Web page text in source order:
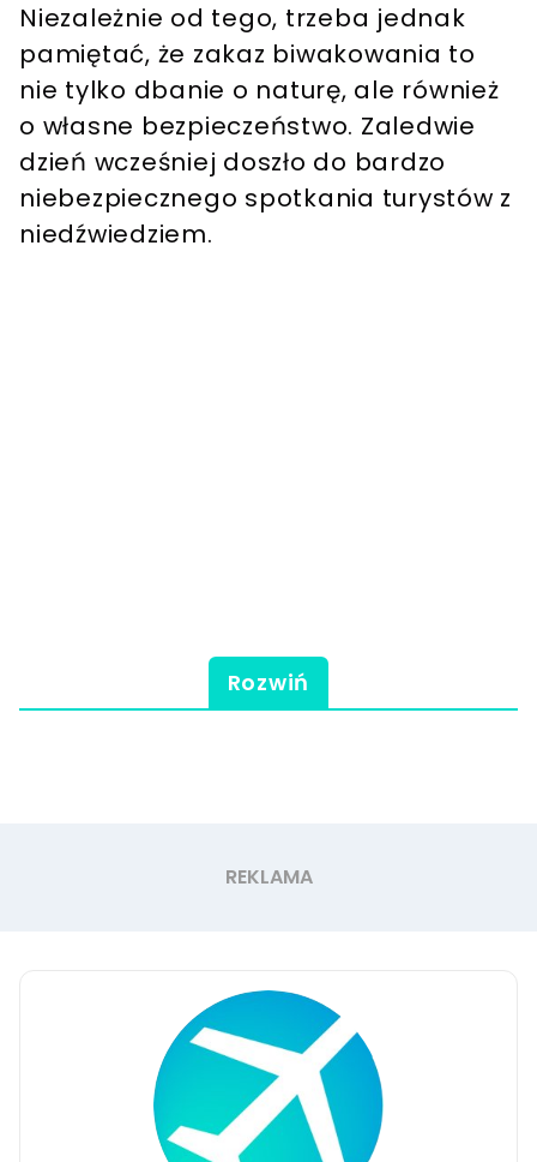
Niezależnie od tego, trzeba jednak
pamiętać, że zakaz biwakowania to
nie tylko dbanie o naturę, ale również
o własne bezpieczeństwo. Zaledwie
dzień wcześniej doszło do bardzo
niebezpiecznego spotkania turystów z
niedźwiedziem.
Rozwiń